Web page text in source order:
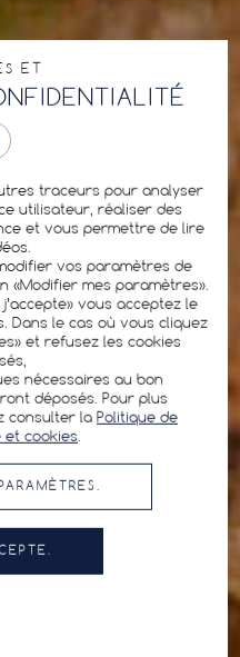
ET
traceurs pour analyser
utilisateur, réaliser des
et vous permettre de lire
vos paramètres de
«Modifier mes paramètres».
vous acceptez le
Dans le cas où vous cliquez
et refusez les cookies
nécessaires au bon
déposés. Pour plus
consulter la Politique de
et cookies.